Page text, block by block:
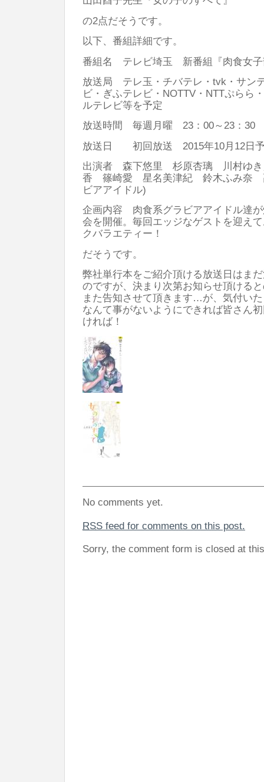
の2点だそうです。
以下、番組詳細です。
番組名 テレビ埼玉 新番組『肉食女子
放送局 テレ玉・チバテレ・tvk・サン
ビ・ぎふテレビ・NOTTV・NTTぷらら
ルテレビ等を予定
放送時間 毎週月曜 23：00～23：30
放送日 初回放送 2015年10月12日
出演者 森下悠里 杉原杏璃 川村ゆ
香 篠崎愛 星名美津紀 鈴木ふみ奈
ビアアイドル)
企画内容 肉食系グラビアアイドル達
会を開催。毎回エッジなゲストを迎え
クバラエティー！
だそうです。
弊社単行本をご紹介頂ける放送日はま
のですが、決まり次第お知らせ頂ける
また告知させて頂きます…が、気付い
なんて事がないようにできれば皆さん
ければ！
No comments yet.
RSS feed for comments on this post.
Sorry, the comment form is closed at